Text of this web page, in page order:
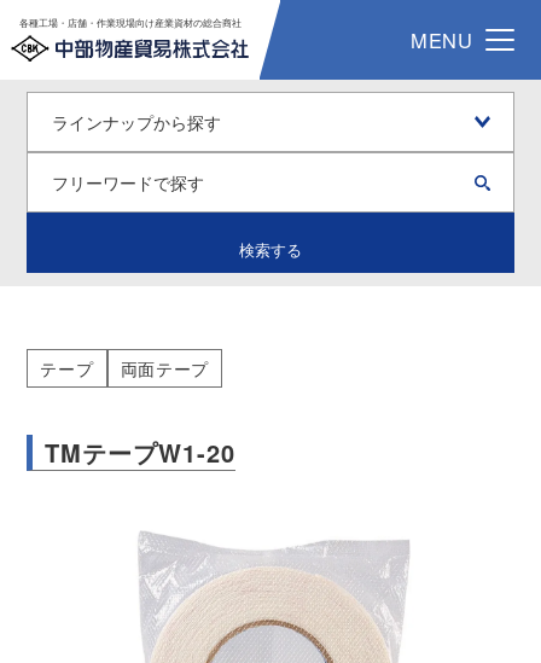
各種工場・店舗・作業現場向け産業資材の総合商社
MENU
検索する
テープ 両面テープ
TMテープW1-20